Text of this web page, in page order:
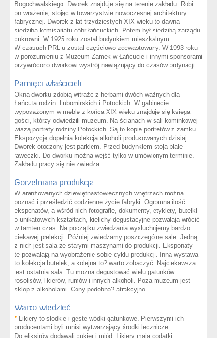
Bogochwalskiego. Dworek znajduje się na terenie zakładu. Robi
on wrażenie, stojąc w towarzystwie nowoczesnej architektury
fabrycznej. Dworek z lat trzydziestych XIX wieku to dawna
siedziba komisariatu dóbr łańcuckich. Potem był siedzibą zarządu
cukrowni. W 1925 roku został budynkiem mieszkalnym.
W czasach PRL-u został częściowo zdewastowany. W 1993 roku
w porozumieniu z Muzeum-Zamek w Łańcucie i innymi sponsorami
przywrócono dworkowi wystrój nawiązujący do czasów ordynacji.
Pamięci właścicieli
Okna dworku zdobią witraże z herbami dwóch ważnych dla
Łańcuta rodzin: Lubomirskich i Potockich. W gabinecie
wyposażonym w meble z końca XIX wieku znajduje się księga
gości, którzy odwiedzili muzeum. Na ścianach w sali kominkowej
wiszą portrety rodziny Potockich. Są to kopie portretów z zamku.
Ekspozycję dopełnia kolekcja alkoholi produkowanych dzisiaj.
Dworek otoczony jest parkiem. Przed budynkiem stoją białe
ławeczki. Do dworku można wejść tylko w umówionym terminie.
Zakładu pracy się nie zwiedza.
Gorzelniana produkcja
W aranżowanych dziewiętnastowiecznych wnętrzach można
poznać i prześledzić codzienne życie fabryki. Ogromna ilość
eksponatów, a wśród nich fotografie, dokumenty, etykiety, butelki
o unikatowych kształtach, kielichy degustacyjne pozwalają wrócić
w tamten czas. Na początku zwiedzania wysłuchujemy bardzo
ciekawej prelekcji. Później zwiedzamy poszczególne sale. Jedną
z nich jest sala ze starymi maszynami do produkcji. Eksponaty
te pozwalają na wyobrażenie sobie cyklu produkcji. Inna wystawa
to kolekcja butelek, a kolejna to? warto zobaczyć. Najciekawsza
jest ostatnia sala. Tu można degustować wielu gatunków
rosolisów, likierów, rumów i innych alkoholi. Poza muzeum jest
sklep z alkoholami. Ceny podobno? atrakcyjne.
Warto wiedzieć
* Likiery to słodkie i gęste wódki gatunkowe. Pierwszymi ich
producentami byli mnisi wytwarzający środki lecznicze.
Do eliksirów dodawali cukier i miód. Likiery mają dodatki